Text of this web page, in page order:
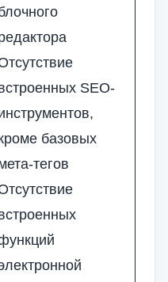
SEO-
базовых
тегов